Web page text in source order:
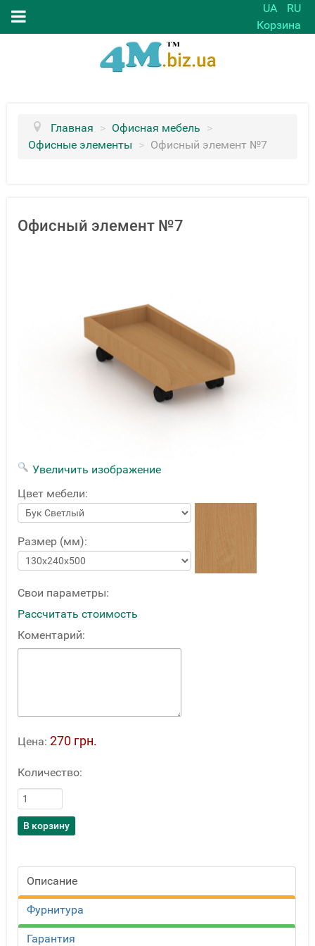
UA
RU
Корзина
Главная > Офисная мебель >
Офисные элементы > Офисный элемент №7
Офисный элемент №7
Увеличить изображение
Цвет мебели:
Размер (мм):
Свои параметры:
Рассчитать стоимость
Коментарий:
Цена: 270 грн.
Количество:
Описание
Фурнитура
Гарантия